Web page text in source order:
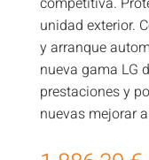
unidad exterior.
y arranque
nueva gama LG
prestaciones y
nuevas mejorar